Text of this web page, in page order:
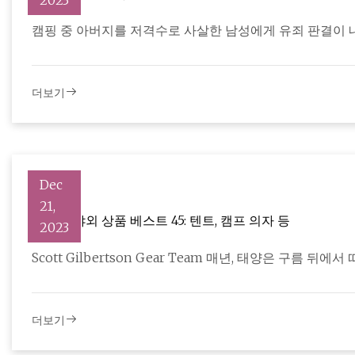
캠핑 중 아버지를 저격수로 사살한 남성에게 유죄 판결이
더보기
Dec
21,
2023
현충일 야외 상품 베스트 45: 텐트, 캠프 의자 등
Scott Gilbertson Gear Team 매년, 태양은 구름 뒤에서
더보기